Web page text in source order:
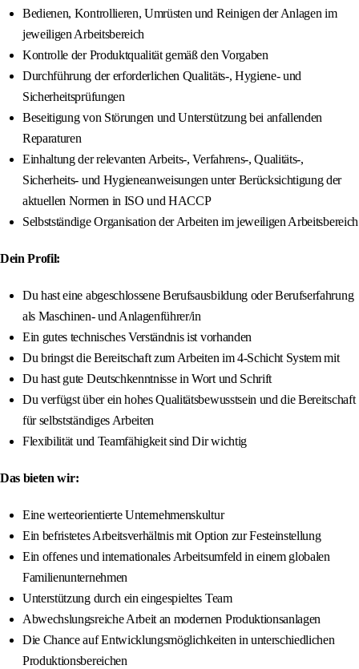
Bedienen, Kontrollieren, Umrüsten und Reinigen der Anlagen im
jeweiligen Arbeitsbereich
Kontrolle der Produktqualität gemäß den Vorgaben
Durchführung der erforderlichen Qualitäts-, Hygiene- und
Sicherheitsprüfungen
Beseitigung von Störungen und Unterstützung bei anfallenden
Reparaturen
Einhaltung der relevanten Arbeits-, Verfahrens-, Qualitäts-,
Sicherheits- und Hygieneanweisungen unter Berücksichtigung der
aktuellen Normen in ISO und HACCP
Selbstständige Organisation der Arbeiten im jeweiligen Arbeitsbereich
Dein Profil:
Du hast eine abgeschlossene Berufsausbildung oder Berufserfahrung
als Maschinen- und Anlagenführer/in
Ein gutes technisches Verständnis ist vorhanden
Du bringst die Bereitschaft zum Arbeiten im 4-Schicht System mit
Du hast gute Deutschkenntnisse in Wort und Schrift
Du verfügst über ein hohes Qualitätsbewusstsein und die Bereitschaft
für selbstständiges Arbeiten
Flexibilität und Teamfähigkeit sind Dir wichtig
Das bieten wir:
Eine werteorientierte Unternehmenskultur
Ein befristetes Arbeitsverhältnis mit Option zur Festeinstellung
Ein offenes und internationales Arbeitsumfeld in einem globalen
Familienunternehmen
Unterstützung durch ein eingespieltes Team
Abwechslungsreiche Arbeit an modernen Produktionsanlagen
Die Chance auf Entwicklungsmöglichkeiten in unterschiedlichen
Produktionsbereichen